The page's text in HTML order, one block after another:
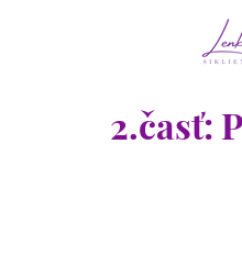
2.časť: